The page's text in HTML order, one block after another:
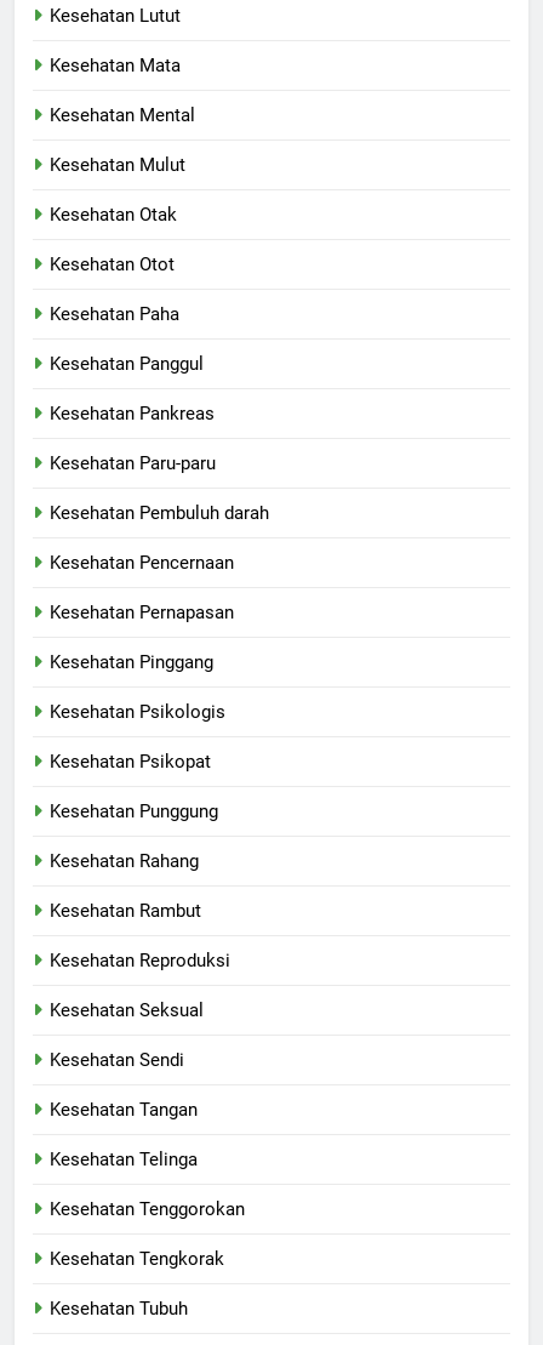
Kesehatan Lutut
Kesehatan Mata
Kesehatan Mental
Kesehatan Mulut
Kesehatan Otak
Kesehatan Otot
Kesehatan Paha
Kesehatan Panggul
Kesehatan Pankreas
Kesehatan Paru-paru
Kesehatan Pembuluh darah
Kesehatan Pencernaan
Kesehatan Pernapasan
Kesehatan Pinggang
Kesehatan Psikologis
Kesehatan Psikopat
Kesehatan Punggung
Kesehatan Rahang
Kesehatan Rambut
Kesehatan Reproduksi
Kesehatan Seksual
Kesehatan Sendi
Kesehatan Tangan
Kesehatan Telinga
Kesehatan Tenggorokan
Kesehatan Tengkorak
Kesehatan Tubuh